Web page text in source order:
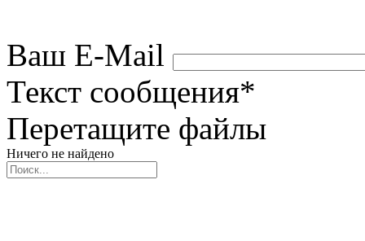
Ваш E-Mail
Текст сообщения*
Перетащите файлы
Ничего не найдено